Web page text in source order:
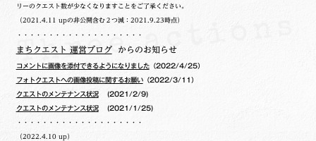
リーのクエスト数が少なくなりますことをご了承ください。
（2021.4.11 upの非公開含む２つ減：2021.9.23時点）
・・・・・・・・・・・・・・・・・・・・
まちクエスト 運営ブログからのお知らせ
コメントに画像を添付できるようになりました（2022/4/25）
フォトクエストへの画像投稿に関するお願い（2022/3/11）
クエストのメンテナンス状況(2021/2/9)
クエストのメンテナンス状況(2021/1/25)
・・・・・・・・・・・・・・・・・・・・
（2022.4.10 up）